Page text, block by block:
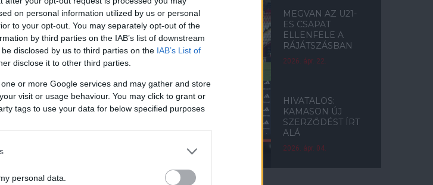
on personal information utilized by us or personal
to your opt-out. You may separately opt-out of the
by third parties on the IAB’s list of downstream
disclosed by us to third parties on the IAB’s List of
disclose it to other third parties.
or more Google services and may gather and store
visit or usage behaviour. You may click to grant or
tags to use your data for below specified purposes
personal data.
MEGVAN AZ U21-
ES CSAPAT
ELLENFELE A
RÁJÁTSZÁSBAN
2026. ápr. 22.
HIVATALOS:
KAMASON ÚJ
SZERZŐDÉST ÍRT
ALÁ
2026. ápr. 04.